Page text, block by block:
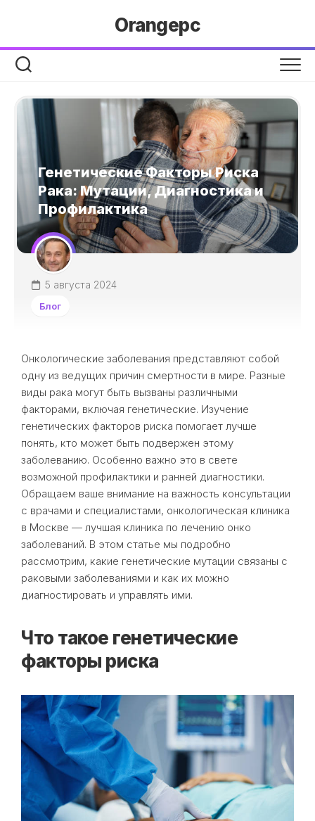
Orangepc
Генетические Факторы Риска
Рака: Мутации, Диагностика и
Профилактика
5 августа 2024
Блог
Онкологические заболевания представляют собой
одну из ведущих причин смертности в мире. Разные
виды рака могут быть вызваны различными
факторами, включая генетические. Изучение
генетических факторов риска помогает лучше
понять, кто может быть подвержен этому
заболеванию. Особенно важно это в свете
возможной профилактики и ранней диагностики.
Обращаем ваше внимание на важность консультации
с врачами и специалистами, онкологическая клиника
в Москве — лучшая клиника по лечению онко
заболеваний. В этом статье мы подробно
рассмотрим, какие генетические мутации связаны с
раковыми заболеваниями и как их можно
диагностировать и управлять ими.
Что такое генетические
факторы риска